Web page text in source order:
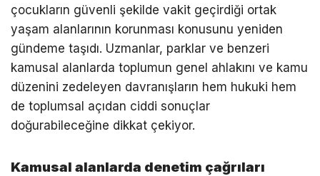
çocukların güvenli şekilde vakit geçirdiği ortak
yaşam alanlarının korunması konusunu yeniden
gündeme taşıdı. Uzmanlar, parklar ve benzeri
kamusal alanlarda toplumun genel ahlakını ve kamu
düzenini zedeleyen davranışların hem hukuki hem
de toplumsal açıdan ciddi sonuçlar
doğurabileceğine dikkat çekiyor.
Kamusal alanlarda denetim çağrıları